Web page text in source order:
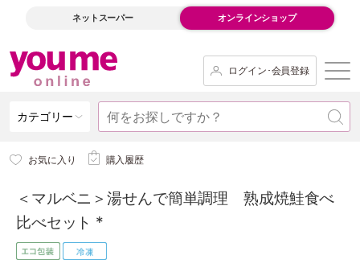
ネットスーパー オンラインショップ
ログイン･会員登録
カテゴリー
お気に入り 購入履歴
＜マルベニ＞湯せんで簡単調理 熟成焼鮭食べ
比べセット *